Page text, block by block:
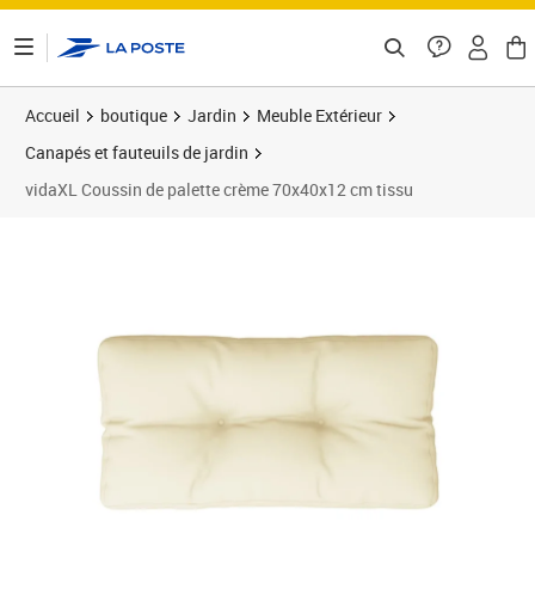
Accueil boutique Jardin
Meuble Extérieur
Canapés et fauteuils de jardin
vidaXL Coussin de palette crème 70x40x12 cm tissu